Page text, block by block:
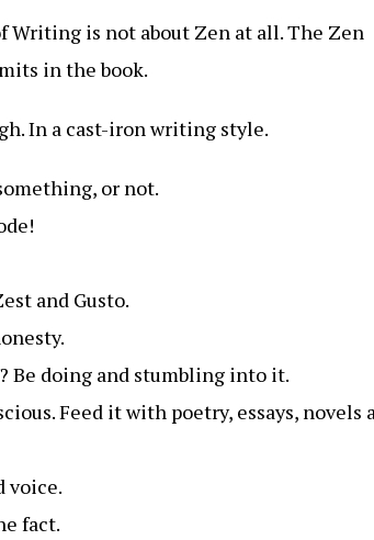
Writing is not about Zen at all. The Zen
in the book.
In a cast-iron writing style.
or not.
and Gusto.
Be doing and stumbling into it.
Feed it with poetry, essays, novels
voice.
fact.